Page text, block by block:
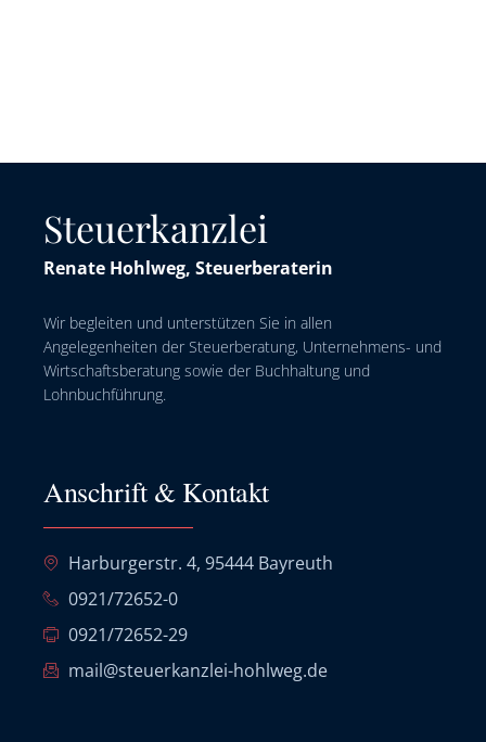
Steuerkanzlei
Renate Hohlweg, Steuerberaterin
Wir begleiten und unterstützen Sie in allen
Angelegenheiten der Steuerberatung, Unternehmens- und
Wirtschaftsberatung sowie der Buchhaltung und
Lohnbuchführung.
Anschrift & Kontakt
Harburgerstr. 4, 95444 Bayreuth
0921/72652-0
0921/72652-29
mail@steuerkanzlei-hohlweg.de